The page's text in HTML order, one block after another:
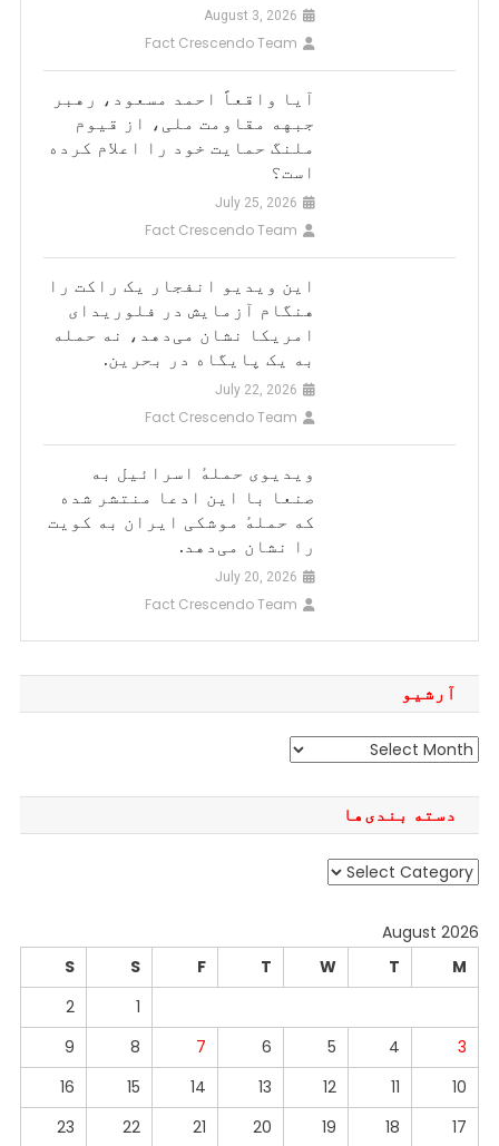
August 3, 2026
Fact Crescendo Team
آیا واقعاً احمد مسعود، رهبر
جبهه مقاومت ملی، از قیوم
ملنگ حمایت خود را اعلام کرده
است؟
July 25, 2026
Fact Crescendo Team
این ویدیو انفجار یک راکت را
هنگام آزمایش در فلوریدای
امریکا نشان می‌دهد، نه حمله
به یک پایگاه در بحرین.
July 22, 2026
Fact Crescendo Team
ویدیوی حملهٔ اسرائیل به
صنعا با این ادعا منتشر شده
که حملهٔ موشکی ایران به کویت
را نشان می‌دهد.
July 20, 2026
Fact Crescendo Team
آرشیو
آرشیو
دسته بندی‌ها
دسته
August 2026
M
T
W
T
F
S
S
1
2
3
4
5
6
7
8
9
10
11
12
13
14
15
16
17
18
19
20
21
22
23